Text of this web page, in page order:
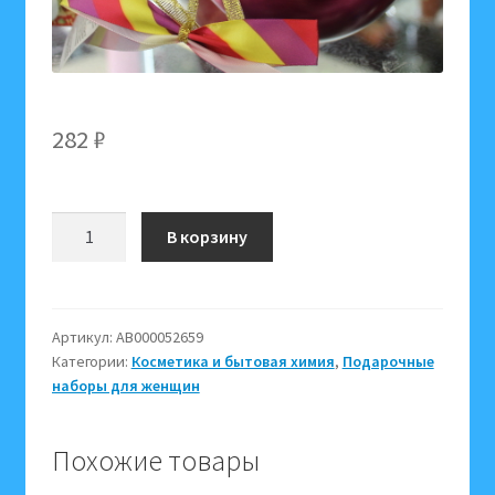
282 ₽
для
женщин
NY-
(крем
В корзину
Артикул: АВ000052659
Категории: Косметика и бытовая химия, Подарочные
наборы для женщин
Похожие товары